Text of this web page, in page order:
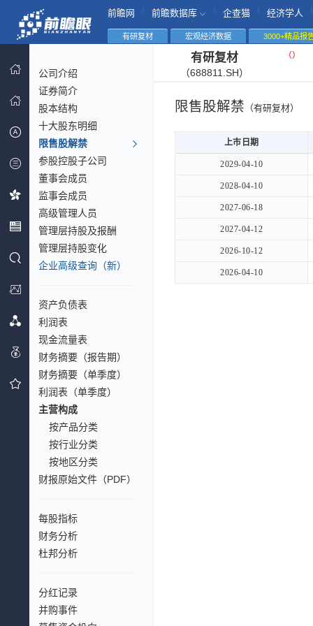
前瞻网 前瞻数据库 企查猫 经济学人
有研复材 宏观经济数据 3000+精品报
公司介绍
证券简介
股本结构
十大股东明细
限售股解禁
参股控股子公司
董事会成员
监事会成员
高级管理人员
管理层持股及报酬
管理层持股变化
企业高级查询（新）
资产负债表
利润表
现金流量表
财务摘要（报告期）
财务摘要（单季度）
利润表（单季度）
主营构成
按产品分类
按行业分类
按地区分类
财报原始文件（PDF）
每股指标
财务分析
杜邦分析
分红记录
并购事件
有研复材
（688811.SH）
（）
限售股解禁 （有研复材）
上市日期
2029-04-10
2028-04-10
2027-06-18
2027-04-12
2026-10-12
2026-04-10